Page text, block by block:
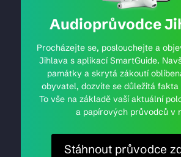
Audioprůvodce
Procházejte se, poslouchejte a
Jihlava s aplikací SmartGuide.
památky a skrytá zákoutí
obyvatel, dozvíte se důležitá fakta
To vše na základě vaší aktuální
a papírových průvodců v
Stáhnout průvodce